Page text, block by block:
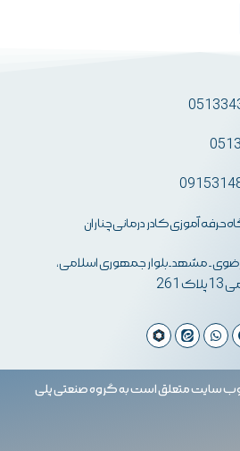
حرفه آموزی کادر درمانی چناران
رضوی- مشهد-بلوار جمهوری اسلامی،
سایت متعلق است به گروه صنعتی پلی